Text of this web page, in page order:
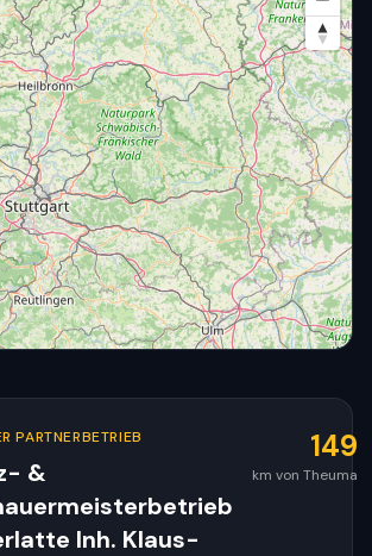
© OpenStreetMap
PARTNERBETRIEB
&
Inh. Klaus-
149
km von Theuma